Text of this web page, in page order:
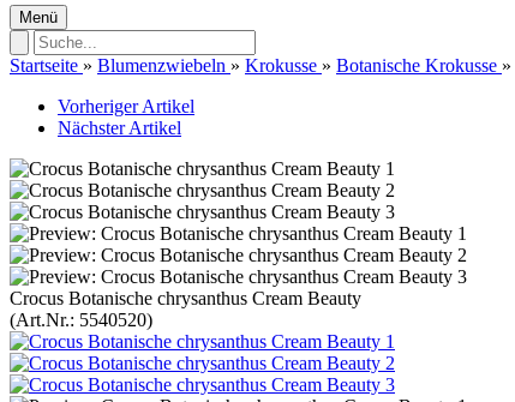
Menü
Startseite » Blumenzwiebeln » Krokusse » Botanische Krokusse »
Vorheriger Artikel
Nächster Artikel
Crocus Botanische chrysanthus Cream Beauty
(Art.Nr.: 5540520)